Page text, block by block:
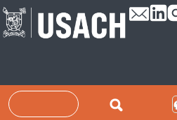
Passar para o conteúdo principal
Pesquisar